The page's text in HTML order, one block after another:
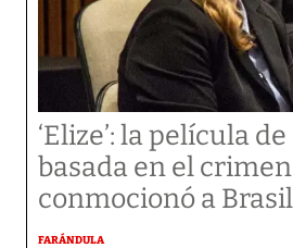
‘Elize’: la película
basada en el
conmocionó a Brasil
FARÁNDULA